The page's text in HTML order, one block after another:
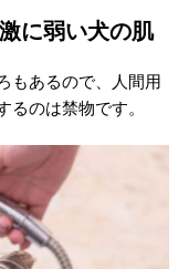
に弱い犬の肌
もあるので、人間用
のは禁物です。